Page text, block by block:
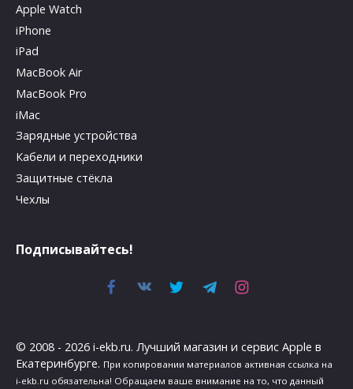
Apple Watch
iPhone
iPad
MacBook Air
MacBook Pro
iMac
Зарядные устройства
Кабели и переходники
Защитные стёкла
Чехлы
Подписывайтесь!
© 2008 - 2026 i-ekb.ru. Лучший магазин и сервис Apple в
Екатеринбурге. При копировании материалов активная ссылка на
i-ekb.ru обязательна! Обращаем ваше внимание на то, что данный